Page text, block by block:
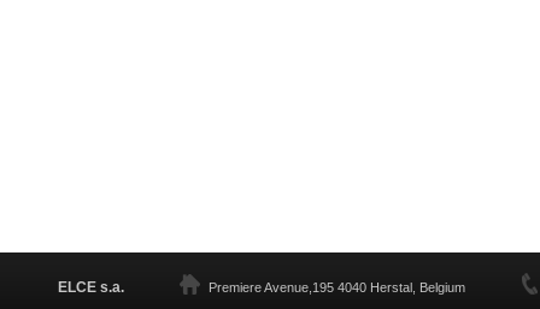
ELCE s.a. Premiere Avenue,195 4040 Herstal, Belgium